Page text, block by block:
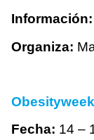
Información:
Organiza:
Fecha: 14 –